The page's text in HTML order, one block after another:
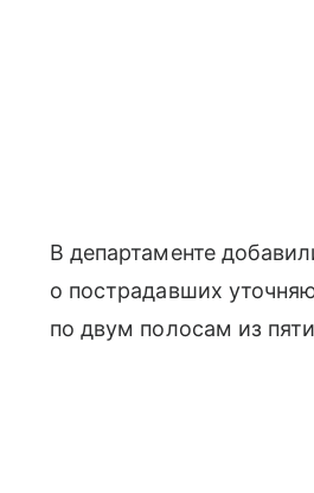
В департаменте
о пострадавших
по двум полосам из